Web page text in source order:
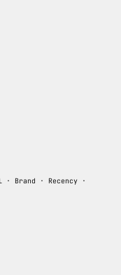
Brand · Recency ·